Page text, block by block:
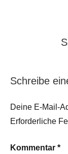
Schreibe
Deine E-Mail-
Erforderliche
Kommentar *